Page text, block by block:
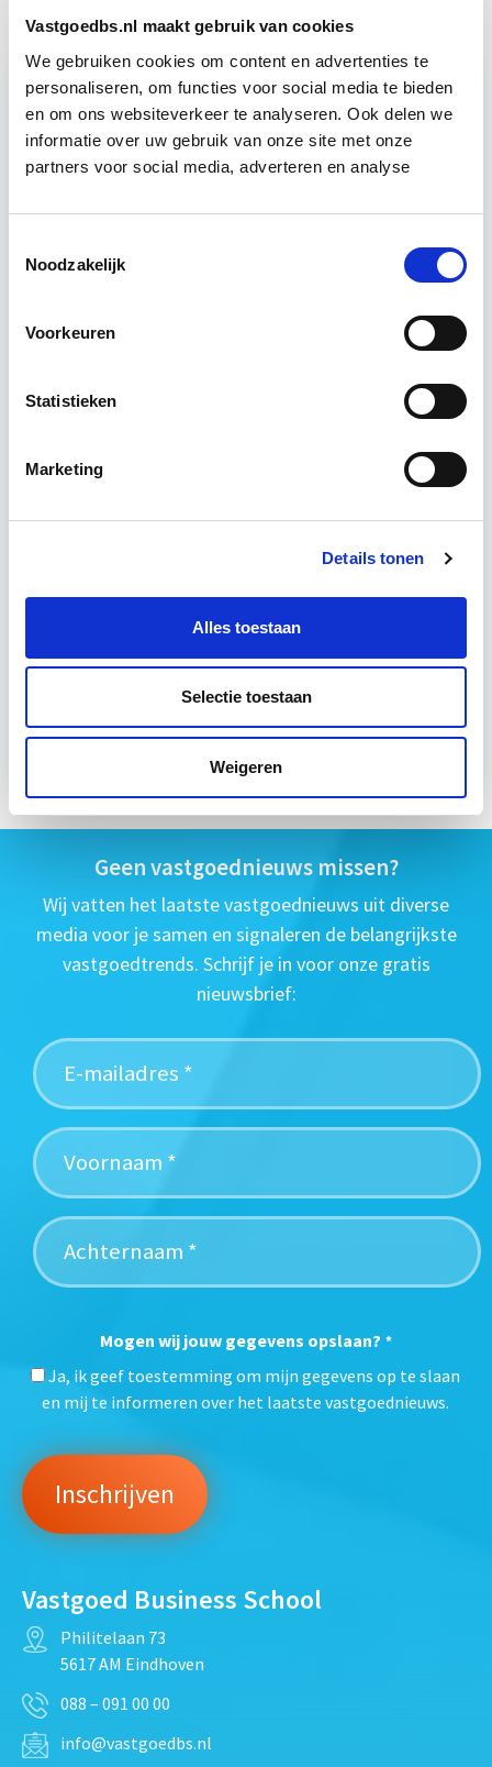
Vastgoedbs.nl maakt gebruik van cookies
We gebruiken cookies om content en advertenties te
personaliseren, om functies voor social media te bieden
en om ons websiteverkeer te analyseren. Ook delen we
informatie over uw gebruik van onze site met onze
partners voor social media, adverteren en analyse
Noodzakelijk
Voorkeuren
Statistieken
Marketing
Details tonen
Alles toestaan
Selectie toestaan
Weigeren
Relevant bij dit artikel
Verduurzaming Vastgoed en
DMJOP
integraal te benaderen, maatregelen te
meerjarenonderhoudsplan (DMJOP). Hierbij
Eerstvolgende startdatum
di 8 sep 2026 - Utrecht of Online
Meer informatie
Geen vastgoednieuws missen?
Wij vatten het laatste vastgoednieuws uit diverse
media voor je samen en signaleren de belangrijkste
vastgoedtrends. Schrijf je in voor onze gratis
nieuwsbrief:
Mogen wij jouw gegevens opslaan? *
Ja, ik geef toestemming om mijn gegevens op te slaan
en mij te informeren over het laatste vastgoednieuws.
Vastgoed Business School
Philitelaan 73
5617 AM Eindhoven
088 – 091 00 00
info@vastgoedbs.nl